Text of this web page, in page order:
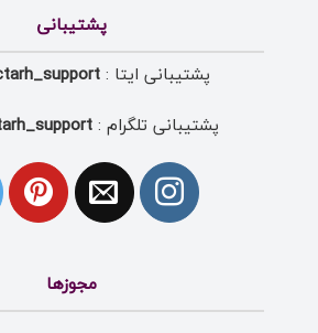
پشتیبانی
پشتیبانی ایتا :
پشتیبانی تلگرام :
مجوزها